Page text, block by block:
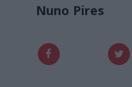
Nuno Pires